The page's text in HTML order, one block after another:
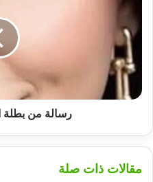
اش
للجمهور
رسالة من
مقالات ذات صلة